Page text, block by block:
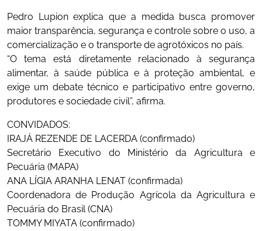
Pedro Lupion explica que a medida busca promover
maior transparência, segurança e controle sobre o uso, a
comercialização e o transporte de agrotóxicos no país.
“O tema está diretamente relacionado à segurança
alimentar, à saúde pública e à proteção ambiental, e
exige um debate técnico e participativo entre governo,
produtores e sociedade civil”, afirma.
CONVIDADOS:
IRAJÁ REZENDE DE LACERDA (confirmado)
Secretário Executivo do Ministério da Agricultura e
Pecuária (MAPA)
ANA LÍGIA ARANHA LENAT (confirmada)
Coordenadora de Produção Agrícola da Agricultura e
Pecuária do Brasil (CNA)
TOMMY MIYATA (confirmado)